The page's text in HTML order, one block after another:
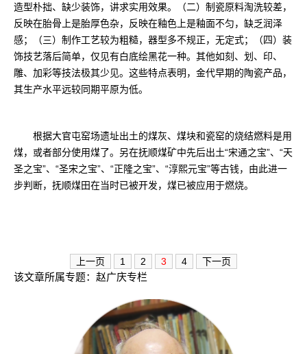
造型朴拙、缺少装饰，讲求实用效果。（二）制瓷原料淘洗较差，
反映在胎骨上是胎厚色杂，反映在釉色上是釉面不匀，缺乏润泽
感；（三）制作工艺较为粗糙，器型多不规正，无定式；（四）装
饰技艺落后简单，仅见有白底绘黑花一种。其他如刻、划、印、
雕、加彩等技法极其少见。这些特点表明，金代早期的陶瓷产品，
其生产水平远较同期平原为低。
根据大官屯窑场遗址出土的煤灰、煤块和瓷窑的烧结燃料是用
煤，或者部分使用煤了。另在抚顺煤矿中先后出土“宋通之宝”、“天
圣之宝”、“圣宋之宝”、“正隆之宝”、“淳熙元宝”等古钱，由此进一
步判断，抚顺煤田在当时已被开发，煤已被应用于燃烧。
上一页 1 2 3 4 下一页
该文章所属专题： 赵广庆专栏